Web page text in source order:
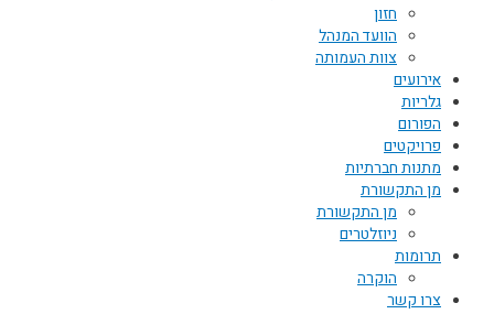
חזון
הוועד המנהל
צוות העמותה
אירועים
גלריות
הפורום
פרויקטים
מתנות חברתיות
מן התקשורת
מן התקשורת
ניוזלטרים
תרומות
הוקרה
צרו קשר